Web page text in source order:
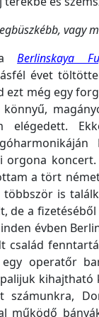
vagy
aBerlinskaya
évet
ezt még egy
elégedett.
a tört
is
de a
évben
operatőr
kihajtható
működő